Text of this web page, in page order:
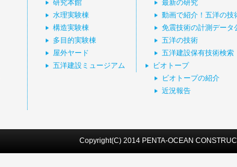
研究本館
水理実験棟
構造実験棟
多目的実験棟
屋外ヤード
五洋建設ミュージアム
最新の研究
動画で紹介！五洋の技
免震技術の計測データ
五洋の技術
五洋建設保有技術検索
ビオトープ
ビオトープの紹介
近況報告
Copyright(C) 2014 PENTA-OCEAN